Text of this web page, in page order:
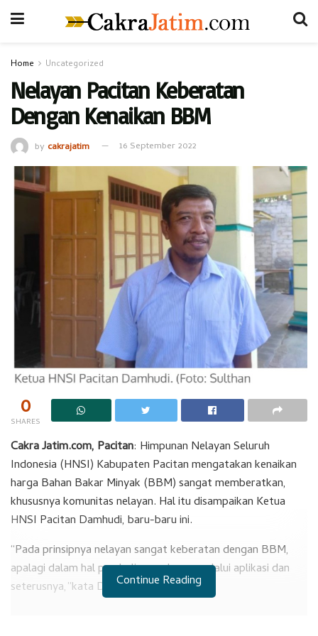
Home Uncategorized
Nelayan Pacitan Keberatan
Dengan Kenaikan BBM
by cakrajatim 16 September 2022
0
SHARES
Cakra Jatim.com, Pacitan: Himpunan Nelayan Seluruh
Indonesia (HNSI) Kabupaten Pacitan mengatakan kenaikan
harga Bahan Bakar Minyak (BBM) sangat memberatkan,
khususnya komunitas nelayan. Hal itu disampaikan Ketua
HNSI Pacitan Damhudi, baru-baru ini.
“Pada prinsipnya nelayan sangat keberatan dengan BBM,
apalagi dalam hal pembeliannya harus melalui aplikasi dan
seterusnya,”kata Damhudi.Continue Reading